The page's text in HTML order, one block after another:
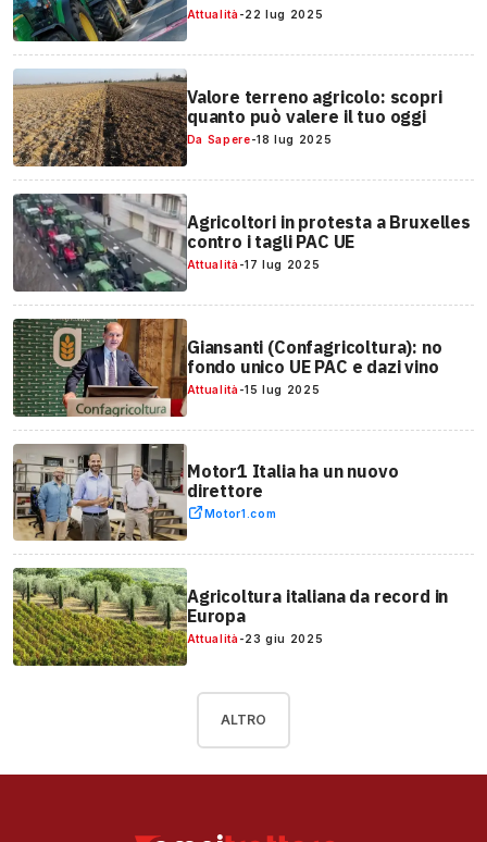
Attualità -22 lug 2025
Valore terreno agricolo: scopri
quanto può valere il tuo oggi
Da Sapere-18 lug 2025
Agricoltori in protesta a Bruxelles
contro i tagli PAC UE
Attualità -17 lug 2025
Giansanti (Confagricoltura): no
fondo unico UE PAC e dazi vino
Attualità -15 lug 2025
Motor1 Italia ha un nuovo
direttore
Motor1.com
Agricoltura italiana da record in
Europa
Attualità -23 giu 2025
ALTRO